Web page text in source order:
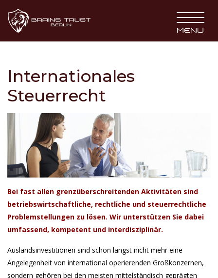
BRAINS TRUST
MENU
Internationales
Steuerrecht
Bei fast allen grenzüberschreitenden Aktivitäten sind
betriebswirtschaftliche, rechtliche und steuerrechtliche
Problemstellungen zu lösen. Wir unterstützen Sie dabei
umfassend, kompetent und interdisziplinär.
Auslandsinvestitionen sind schon längst nicht mehr eine
Angelegenheit von international operierenden Großkonzernen,
sondern gehören bei den meisten mittelständisch geprägten